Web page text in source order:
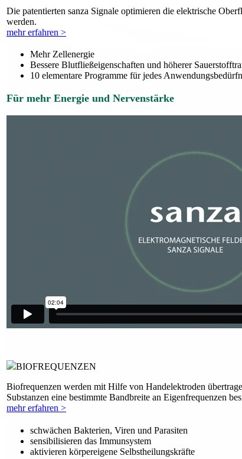
Die patentierten sanza Signale optimieren die elektrische
werden.
mehr erfahren >
Mehr Zellenergie
Bessere Blutfließeigenschaften und höherer
10 elementare Programme für jedes
Für mehr Energie und Nervenstärke
BIOFREQUENZEN
Biofrequenzen werden mit Hilfe von Handelektroden
Substanzen eine bestimmte Bandbreite an Eigenfrequenzen
mehr erfahren >
schwächen Bakterien, Viren und Parasiten
sensibilisieren das Immunsystem
aktivieren körpereigene Selbstheilungskräfte